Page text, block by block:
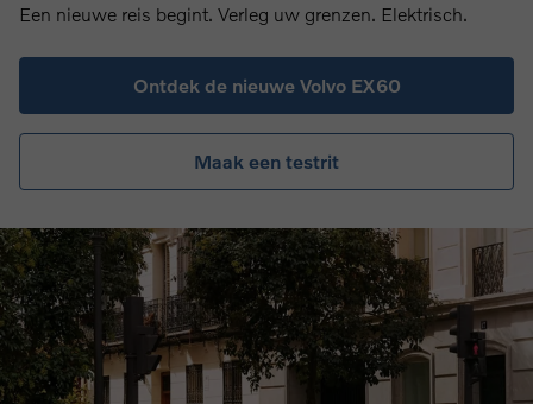
Een nieuwe reis begint. Verleg uw grenzen. Elektrisch.
Ontdek de nieuwe Volvo EX60
Maak een testrit